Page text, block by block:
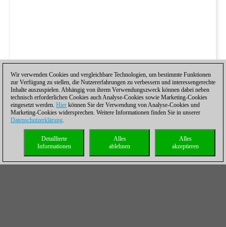
Wir verwenden Cookies und vergleichbare Technologien, um bestimmte Funktionen
zur Verfügung zu stellen, die Nutzererfahrungen zu verbessern und interessengerechte
Inhalte auszuspielen. Abhängig von ihrem Verwendungszweck können dabei neben
technisch erforderlichen Cookies auch Analyse-Cookies sowie Marketing-Cookies
eingesetzt werden. Hier können Sie der Verwendung von Analyse-Cookies und
Marketing-Cookies widersprechen. Weitere Informationen finden Sie in unserer
Datenschutzerklärung.
Alles
akzeptieren
Alles
ablehnen
Detaillierte
Informationen